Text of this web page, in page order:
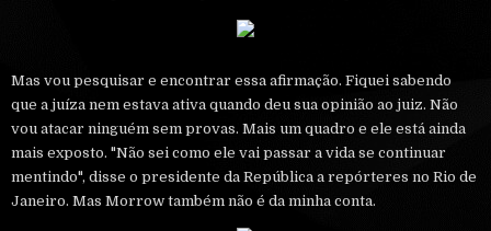
Mas vou pesquisar e encontrar essa afirmação. Fiquei sabendo
que a juíza nem estava ativa quando deu sua opinião ao juiz. Não
vou atacar ninguém sem provas. Mais um quadro e ele está ainda
mais exposto. "Não sei como ele vai passar a vida se continuar
mentindo", disse o presidente da República a repórteres no Rio de
Janeiro. Mas Morrow também não é da minha conta.